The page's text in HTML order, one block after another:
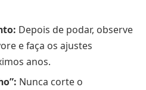
Depois de podar, observe
e faça os ajustes
anos.
Nunca corte o